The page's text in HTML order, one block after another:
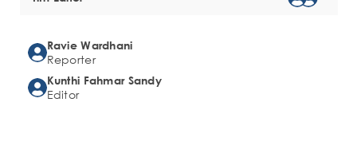
Ravie Wardhani
Reporter
Kunthi Fahmar Sandy
Editor